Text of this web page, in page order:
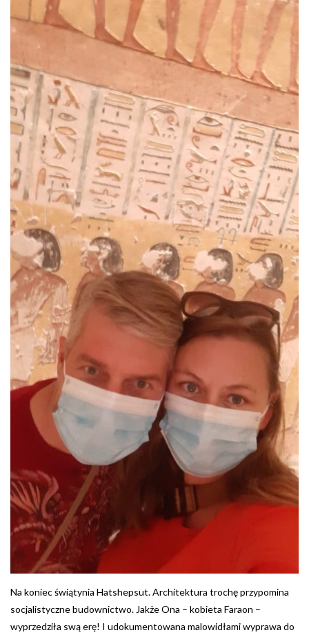
Na koniec świątynia Hatshepsut. Architektura trochę przypomina
socjalistyczne budownictwo. Jakże Ona – kobieta Faraon –
wyprzedziła swą erę! I udokumentowana malowidłami wyprawa do